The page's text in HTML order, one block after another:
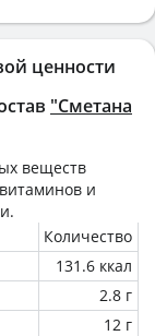
ценности
"Сметана
веществ
и
Количество
131.6 ккал
2.8 г
12 г